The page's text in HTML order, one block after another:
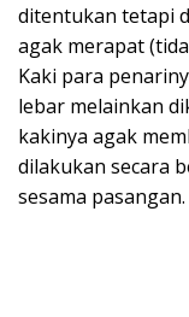
ditentukan tetapi
agak merapat
Kaki para
lebar melainkan
kakinya agak
dilakukan secara
sesama pasangan.